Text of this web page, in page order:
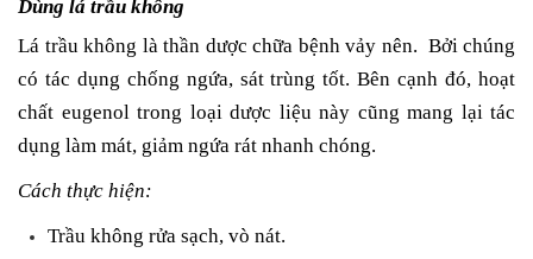
Dùng lá trầu không
Lá trầu không là thần dược chữa bệnh vảy nên. Bởi chúng
có tác dụng chống ngứa, sát trùng tốt. Bên cạnh đó, hoạt
chất eugenol trong loại dược liệu này cũng mang lại tác
dụng làm mát, giảm ngứa rát nhanh chóng.
Cách thực hiện:
Trầu không rửa sạch, vò nát.